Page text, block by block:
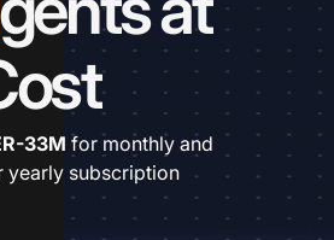
33M for monthly and
yearly subscription